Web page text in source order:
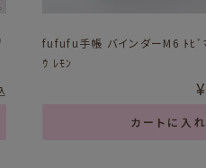
fufufu手帳 バインダーM6 ﾄﾋﾞ
ｳ ﾚﾓﾝ
カートに入
¥